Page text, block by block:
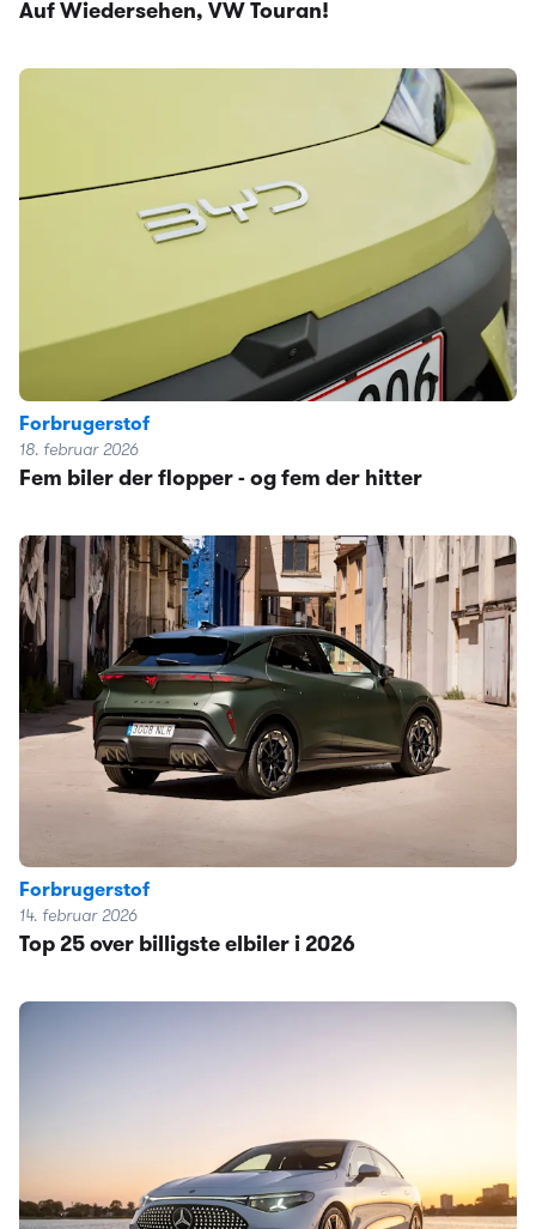
Auf Wiedersehen, VW Touran!
Forbrugerstof
18. februar 2026
Fem biler der flopper - og fem der hitter
Forbrugerstof
14. februar 2026
Top 25 over billigste elbiler i 2026